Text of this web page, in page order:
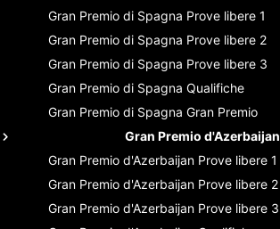
Gran Premio di Spagna Prove libere 1
Gran Premio di Spagna Prove libere 2
Gran Premio di Spagna Prove libere 3
Gran Premio di Spagna Qualifiche
Gran Premio di Spagna Gran Premio
Gran Premio d'Azerbaijan
Gran Premio d'Azerbaijan Prove libere 1
Gran Premio d'Azerbaijan Prove libere 2
Gran Premio d'Azerbaijan Prove libere 3